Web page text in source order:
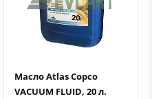
Быстрый просмотрДобавить к сравнению
Добавить в избранное
Масло Atlas Copco
VACUUM FLUID, 20 л.